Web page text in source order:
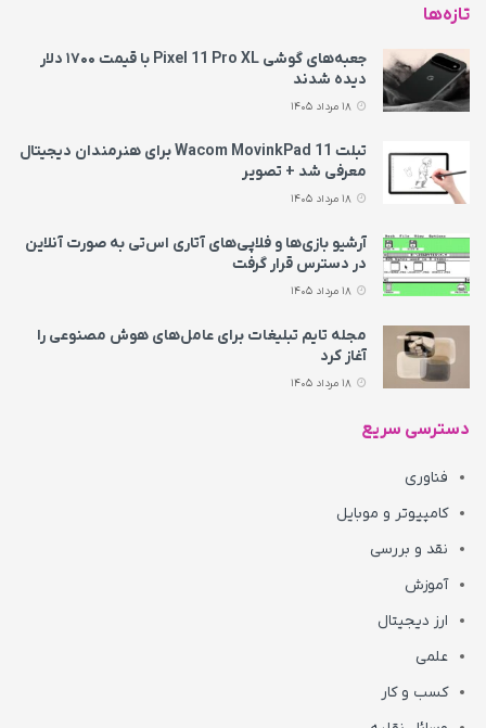
تازه‌ها
جعبه‌های گوشی Pixel 11 Pro XL با قیمت ۱۷۰۰ دلار
دیده شدند
تبلت Wacom MovinkPad 11 برای هنرمندان دیجیتال
معرفی شد + تصویر
آرشیو بازی‌ها و فلاپی‌های آتاری اس‌تی به‌ صورت آنلاین
در دسترس قرار گرفت
مجله تایم تبلیغات برای عامل‌های هوش مصنوعی را
آغاز کرد
دسترسی سریع
فناوری
کامپیوتر و موبایل
نقد و بررسی
آموزش
ارز دیجیتال
علمی
کسب و کار